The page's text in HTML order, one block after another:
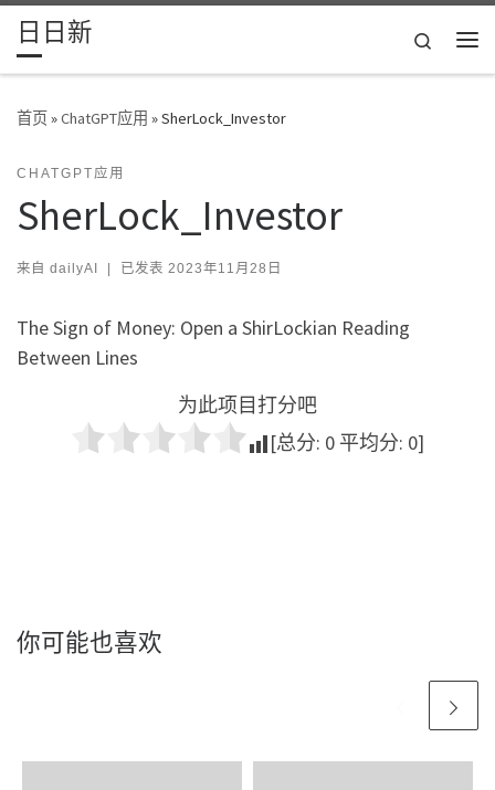
Skip to content
日日新
Search
首页»ChatGPT应用 »SherLock_Investor
CHATGPT应用
SherLock_Investor
来自 dailyAI | 已发表 2023年11月28日
The Sign of Money: Open a ShirLockian Reading
Between Lines
为此项目打分吧
[总分: 0 平均分: 0]
你可能也喜欢